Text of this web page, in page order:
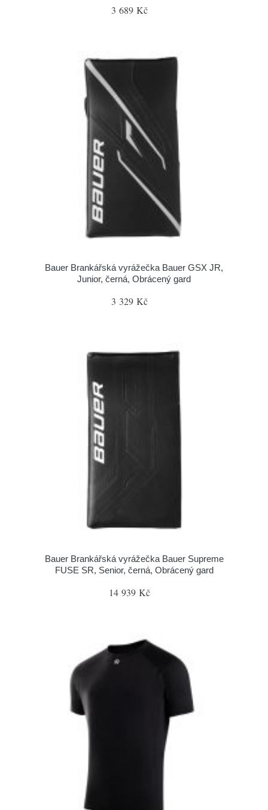
3 689 Kč
Bauer Brankářská vyrážečka Bauer GSX JR,
Junior, černá, Obrácený gard
3 329 Kč
Bauer Brankářská vyrážečka Bauer Supreme
FUSE SR, Senior, černá, Obrácený gard
14 939 Kč